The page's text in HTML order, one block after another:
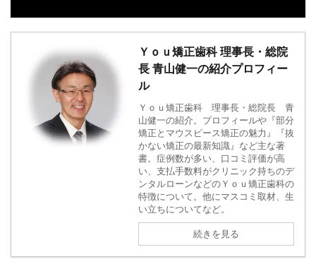
Ｙｏｕ矯正歯科 理事長・総院
長 青山健一の紹介プロフィー
ル
Ｙｏｕ矯正歯科 理事長・総院長 青
山健一の紹介。プロフィールや『部分
矯正とマウスピース矯正の魅力』『抜
かない矯正の最新知識』など主な著
書。症例数が多い、口コミ評価が高
い、支払手数料がクリニック持ちのデ
ンタルローンなどのＹｏｕ矯正歯科の
特徴について。他にマスコミ取材、生
い立ちについてなど。
続きを見る